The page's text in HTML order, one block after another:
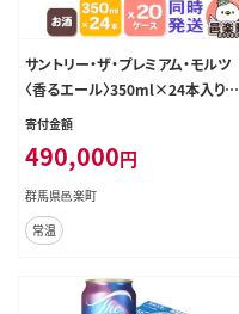
サントリー・ザ・プレミアム・モルツ
〈香るエール〉350ml×24本入り×2
0ケース（同時発送） [お酒 ビール 缶
寄付金額
490,000円
群馬県邑楽町
常温